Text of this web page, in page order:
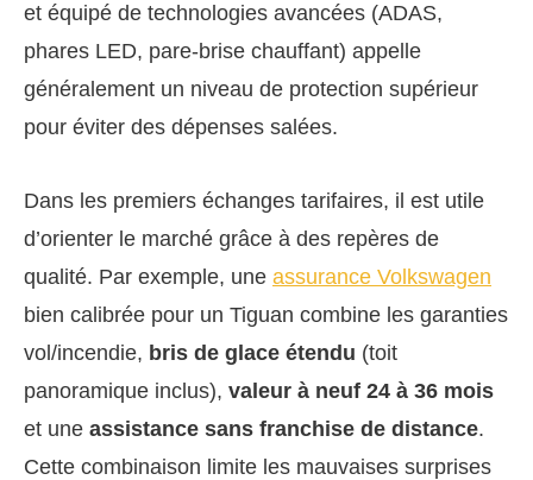
et équipé de technologies avancées (ADAS,
phares LED, pare-brise chauffant) appelle
généralement un niveau de protection supérieur
pour éviter des dépenses salées.
Dans les premiers échanges tarifaires, il est utile
d’orienter le marché grâce à des repères de
qualité. Par exemple, une assurance Volkswagen
bien calibrée pour un Tiguan combine les garanties
vol/incendie, bris de glace étendu (toit
panoramique inclus), valeur à neuf 24 à 36 mois
et une assistance sans franchise de distance.
Cette combinaison limite les mauvaises surprises